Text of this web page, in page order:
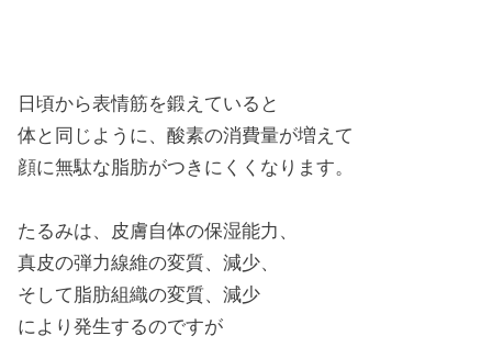
日頃から表情筋を鍛えていると
体と同じように、酸素の消費量が増えて
顔に無駄な脂肪がつきにくくなります。
たるみは、皮膚自体の保湿能力、
真皮の弾力線維の変質、減少、
そして脂肪組織の変質、減少
により発生するのですが